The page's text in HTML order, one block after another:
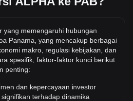
ALPHA, sedangkan 5 ALPHA akan
PAB tertinggi sepanjang
masa untuk 1 ALPHA di PAB
dilihat apakah nilai 1
nilai tertinggi saat ini.
PAB?
yang memengaruhi hubungan
Panama, yang mencakup berbagai
makro, regulasi kebijakan, dan
spesifik, faktor-faktor kunci berikut
penting:
dan kepercayaan investor
terhadap dinamika